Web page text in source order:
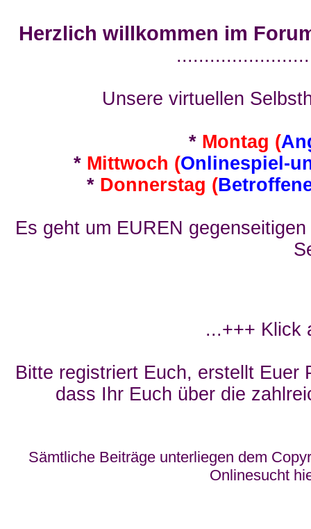
Herzlich willkommen im
Unsere virtuellen
* Montag (
* Mittwoch (Onlinespiel-
* Donnerstag (
Es geht um EUREN
...+++ Klick
Bitte registriert Euch, erstellt Euer
dass Ihr Euch über die
Sämtliche Beiträge unterliegen dem
Onlinesucht